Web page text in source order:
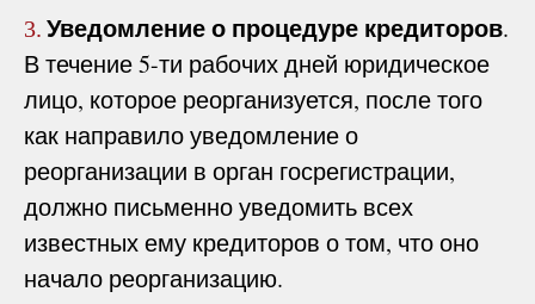
3. Уведомление о процедуре кредиторов.
В течение 5-ти рабочих дней юридическое
лицо, которое реорганизуется, после того
как направило уведомление о
реорганизации в орган госрегистрации,
должно письменно уведомить всех
известных ему кредиторов о том, что оно
начало реорганизацию.